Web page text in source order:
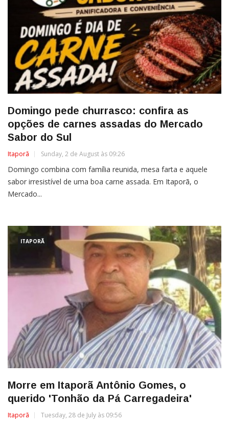
Domingo pede churrasco: confira as
opções de carnes assadas do Mercado
Sabor do Sul
Itaporã Sunday, 2 de August às 09:26
Domingo combina com família reunida, mesa farta e aquele
sabor irresistível de uma boa carne assada. Em Itaporã, o
Mercado...
ITAPORÃ
Morre em Itaporã Antônio Gomes, o
querido 'Tonhão da Pá Carregadeira'
Itaporã Tuesday, 28 de July às 09:56